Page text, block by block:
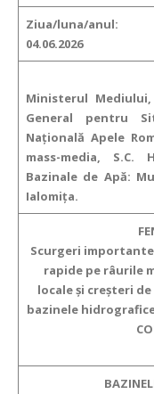
Ziua/luna/anul:
04.06.2026
Ministerul
General pentru
Națională Apele
mass-media, S.C.
Bazinale de Apă:
Ialomiţa.
Scurgeri
rapide pe râurile
locale și creșteri
bazinele